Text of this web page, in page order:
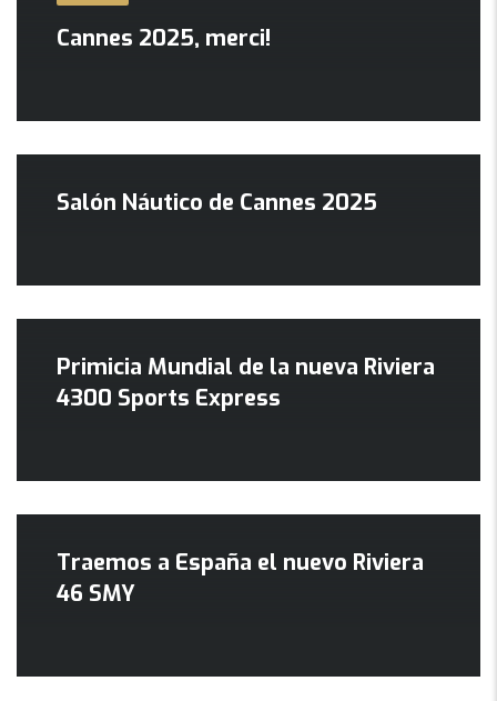
Cannes 2025, merci!
Salón Náutico de Cannes 2025
Primicia Mundial de la nueva Riviera
4300 Sports Express
Traemos a España el nuevo Riviera
46 SMY